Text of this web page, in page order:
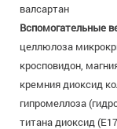
валсартан
Вспомогательные
целлюлоза
кросповидон,
кремния диоксид
гипромеллоза
титана диоксид